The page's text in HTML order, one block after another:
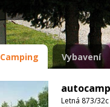
Camping Vybavení
Letná 873/